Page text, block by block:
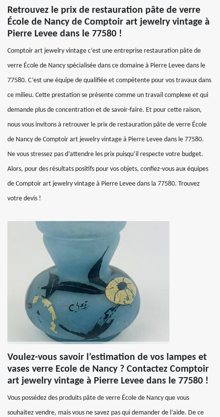
Retrouvez le prix de restauration pâte de verre
École de Nancy de Comptoir art jewelry vintage à
Pierre Levee dans le 77580 !
Comptoir art jewelry vintage c’est une entreprise restauration pâte de
verre École de Nancy spécialisée dans ce domaine à Pierre Levee dans le
77580. C’est une équipe de qualifiée et compétente pour vos travaux dans
ce milieu. Cette prestation se présente comme un travail complexe et qui
demande plus de concentration et de savoir-faire. Et pour cette raison,
nous vous invitons à retrouver le prix de restauration pâte de verre École
de Nancy de Comptoir art jewelry vintage à Pierre Levee dans le 77580.
Ne vous stressez pas d’attendre les prix puisqu’il respecte votre budget.
Alors, pour des résultats positifs pour vos objets, confiez-vous aux équipes
de Comptoir art jewelry vintage à Pierre Levee dans la 77580. Trouvez
votre devis !
Voulez-vous savoir l’estimation de vos lampes et
vases verre Ecole de Nancy ? Contactez Comptoir
art jewelry vintage à Pierre Levee dans le 77580 !
Vous possédez des produits pâte de verre École de Nancy que vous
souhaitez vendre, mais vous ne savez pas qui demander de l’aide. De ce